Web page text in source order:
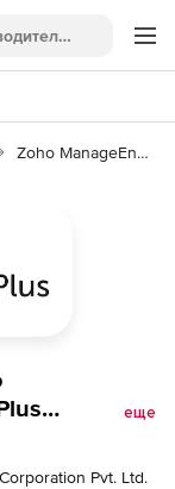
Zoho ManageEngine Cloud Security Plus
еще
Pvt. Ltd.